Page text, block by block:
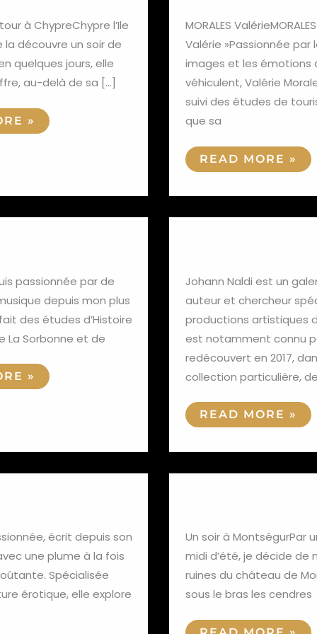
à ChypreChypre l’Ile
la découvre un soir de
quelques jours, elle
au-delà de sa […]
»
MORALES ValérieMORALES
Valérie »Passionnée par
images et les émotions
véhiculent, Valérie
suivi des études de
que sa
READ MORE »
passionnée par de
depuis mon plus
des études d’Histoire
La Sorbonne et de
»
Johann Naldi est un
auteur et chercheur
productions artistiques
est notamment connu
redécouvert en 2017,
collection particulière,
READ MORE »
écrit depuis son
une plume à la fois
Spécialisée
érotique, elle explore
Un soir à MontségurPar
midi d’été, je décide de
ruines du château de
sous le bras les cendres